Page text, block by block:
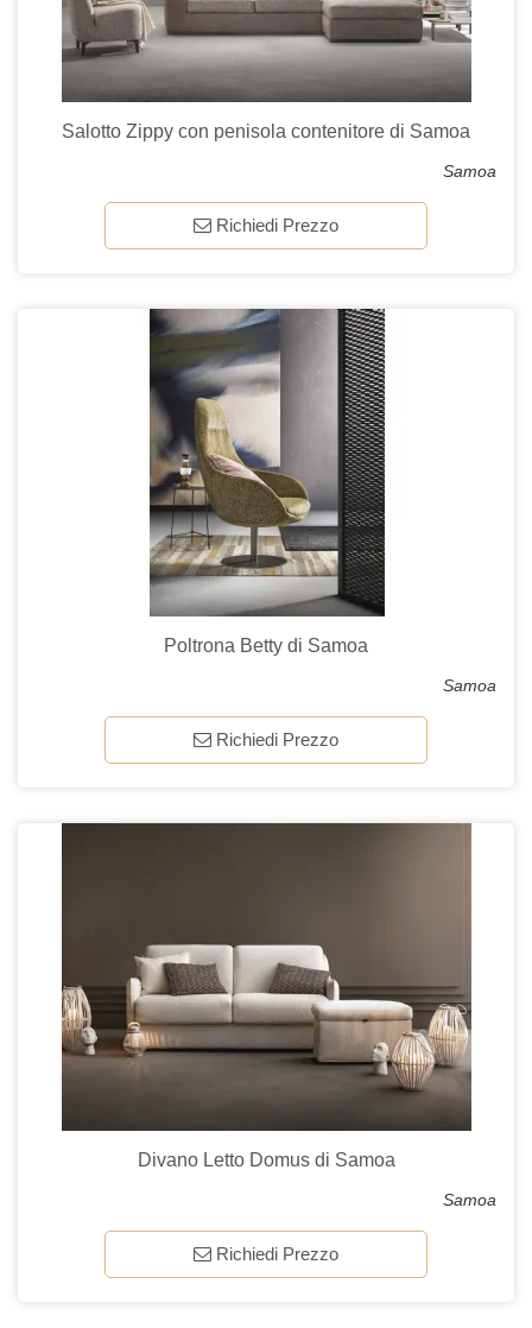
Salotto Zippy con penisola contenitore di Samoa
Samoa
Richiedi Prezzo
Poltrona Betty di Samoa
Samoa
Richiedi Prezzo
Divano Letto Domus di Samoa
Samoa
Richiedi Prezzo